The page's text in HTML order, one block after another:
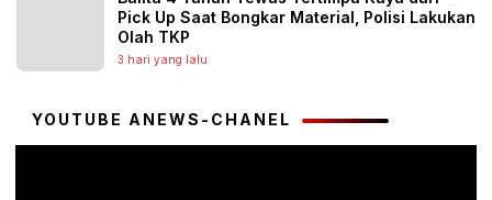
Pick Up Saat Bongkar Material, Polisi Lakukan
Olah TKP
3 hari yang lalu
YOUTUBE ANEWS-CHANEL